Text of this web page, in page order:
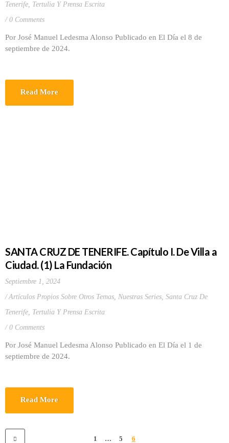
Tenerife, Tertulia Y Prensa Escrita
0 Comments
Por José Manuel Ledesma Alonso Publicado en El Día el 8 de
septiembre de 2024.
Read More
SANTA CRUZ DE TENERIFE. Capítulo I. De Villa a
Ciudad. (1) La Fundación
Septiembre 1, 2024
Artículos Propios Sobre Otros Temas, Nuestras Series, Santa Cruz De
Tenerife, Tertulia Y Prensa Escrita
0 Comments
Por José Manuel Ledesma Alonso Publicado en El Día el 1 de
septiembre de 2024.
Read More
1 … 5 6